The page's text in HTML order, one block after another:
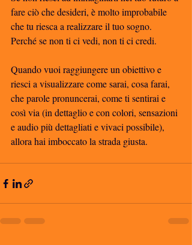
fare ciò che desideri, è molto improbabile
che tu riesca a realizzare il tuo sogno.
Perché se non ti ci vedi, non ti ci credi.
Quando vuoi raggiungere un obiettivo e
riesci a visualizzare come sarai, cosa farai,
che parole pronuncerai, come ti sentirai e
così via (in dettaglio e con colori, sensazioni
e audio più dettagliati e vivaci possibile),
allora hai imboccato la strada giusta.